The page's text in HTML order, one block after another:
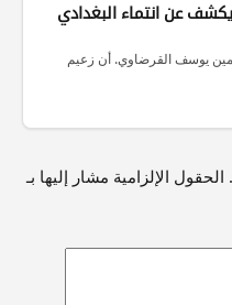
عن انتماء البغدادي
يوسف القرضاوي. أن زعيم
الحقول الإلزامية مشار إليها بـ